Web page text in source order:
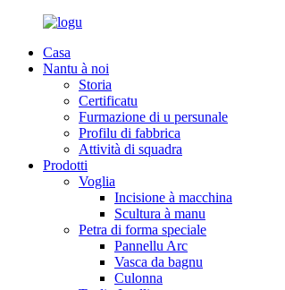
Casa
Nantu à noi
Storia
Certificatu
Furmazione di u persunale
Profilu di fabbrica
Attività di squadra
Prodotti
Voglia
Incisione à macchina
Scultura à manu
Petra di forma speciale
Pannellu Arc
Vasca da bagnu
Culonna